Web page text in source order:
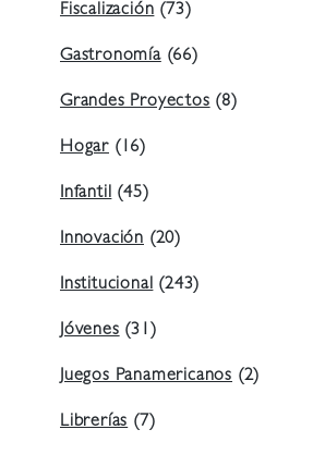
Fiscalización (73)
Gastronomía(66)
Grandes Proyectos (8)
Hogar (16)
Infantil (45)
Innovación (20)
Institucional (243)
Jóvenes (31)
Juegos Panamericanos (2)
Librerías (7)